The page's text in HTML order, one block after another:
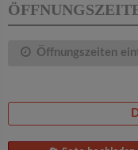
Öffnungszeiten
i